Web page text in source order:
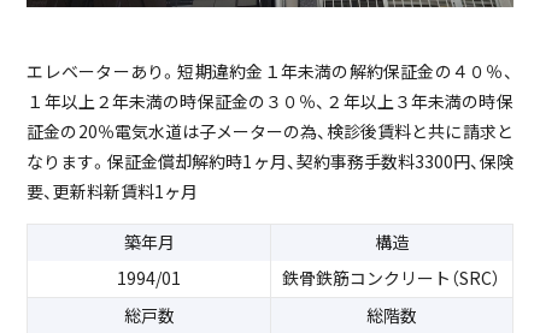
エレベーターあり。短期違約金１年未満の解約保証金の４０％、
１年以上２年未満の時保証金の３０％、２年以上３年未満の時保
証金の20％電気水道は子メーターの為、検診後賃料と共に請求と
なります。保証金償却解約時1ヶ月、契約事務手数料3300円、保険
要、更新料新賃料1ヶ月
築年月
1994/01
構造
鉄骨鉄筋コンクリート（SRC）
総戸数
総階数